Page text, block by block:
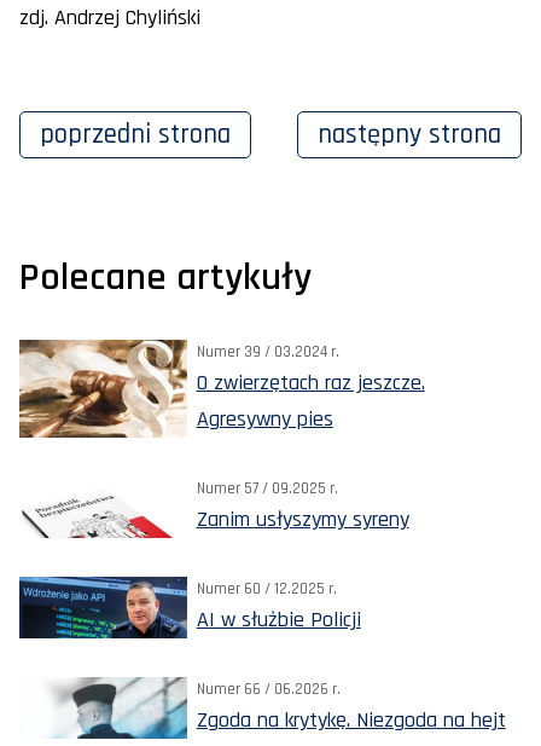
zdj. Andrzej Chyliński
poprzedni strona następny strona
Polecane artykuły
Numer 39 / 03.2024 r.
O zwierzętach raz jeszcze.
Agresywny pies
Numer 57 / 09.2025 r.
Zanim usłyszymy syreny
Numer 60 / 12.2025 r.
AI w służbie Policji
Numer 66 / 06.2026 r.
Zgoda na krytykę. Niezgoda na hejt